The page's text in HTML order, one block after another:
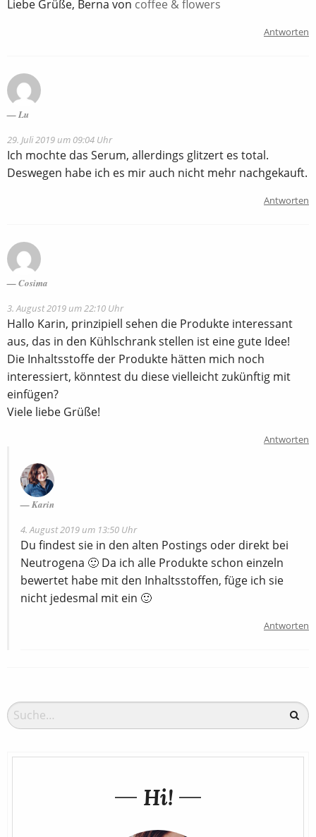
Liebe Grüße, Berna von coffee & flowers
Antworten
Lu
29. Juli 2019 um 09:04 Uhr
Ich mochte das Serum, allerdings glitzert es total.
Deswegen habe ich es mir auch nicht mehr nachgekauft.
Antworten
Cosima
3. August 2019 um 22:10 Uhr
Hallo Karin, prinzipiell sehen die Produkte interessant
aus, das in den Kühlschrank stellen ist eine gute Idee!
Die Inhaltsstoffe der Produkte hätten mich noch
interessiert, könntest du diese vielleicht zukünftig mit
einfügen?
Viele liebe Grüße!
Antworten
Karin
4. August 2019 um 13:50 Uhr
Du findest sie in den alten Postings oder direkt bei
Neutrogena 🙂 Da ich alle Produkte schon einzeln
bewertet habe mit den Inhaltsstoffen, füge ich sie
nicht jedesmal mit ein 🙂
Antworten
Hi!